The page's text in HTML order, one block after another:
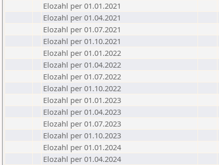
Elozahl per 01.01.2021
Elozahl per 01.04.2021
Elozahl per 01.07.2021
Elozahl per 01.10.2021
Elozahl per 01.01.2022
Elozahl per 01.04.2022
Elozahl per 01.07.2022
Elozahl per 01.10.2022
Elozahl per 01.01.2023
Elozahl per 01.04.2023
Elozahl per 01.07.2023
Elozahl per 01.10.2023
Elozahl per 01.01.2024
Elozahl per 01.04.2024